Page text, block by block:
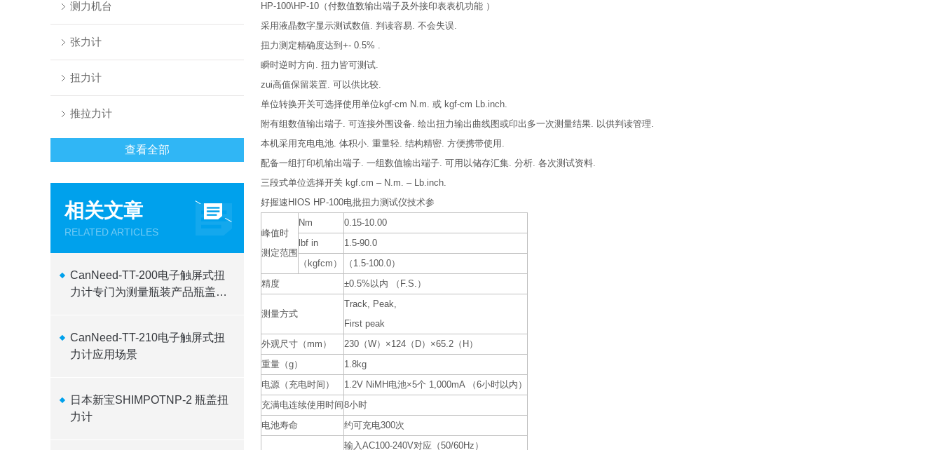
测力机台
张力计
扭力计
推拉力计
查看全部
相关文章
RELATED ARTICLES
CanNeed-TT-200电子触屏式扭
力计专门为测量瓶装产品瓶盖应
CanNeed-TT-210电子触屏式扭
力计应用场景
日本新宝SHIMPOTNP-2 瓶盖扭
力计
HP-100\HP-10（付数值数输出端子及外接印表表机功能 ）
采用液晶数字显示测试数值. 判读容易. 不会失误.
扭力测定精确度达到+- 0.5% .
瞬时逆时方向. 扭力皆可测试.
zui高值保留装置. 可以供比较.
单位转换开关可选择使用单位kgf-cm N.m. 或 kgf-cm Lb.inch.
附有组数值输出端子. 可连接外围设备. 绘出扭力输出曲线图或印出多一次测量结果. 以供判读管理.
本机采用充电电池. 体积小. 重量轻. 结构精密. 方便携带使用.
配备一组打印机输出端子. 一组数值输出端子. 可用以储存汇集. 分析. 各次测试资料.
三段式单位选择开关 kgf.cm – N.m. – Lb.inch.
好握速HIOS HP-100电批扭力测试仪技术参
峰值时
测定范围
Nm
0.15-10.00
lbf in
1.5-90.0
（kgfcm）
（1.5-100.0）
精度
±0.5%以内 （F.S.）
测量方式
Track, Peak,
First peak
外观尺寸（mm）
230（W）×124（D）×65.2（H）
重量（g）
1.8kg
电源（充电时间）
1.2V NiMH电池×5个 1,000mA （6小时以内）
充满电连续使用时间8小时
电池寿命
约可充电300次
输入AC100-240V对应（50/60Hz）